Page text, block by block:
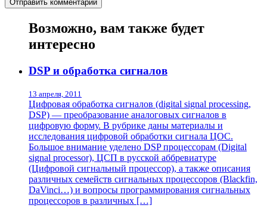
Возможно, вам также будет
интересно
DSP и обработка сигналов
13 апреля, 2011
Цифровая обработка сигналов (digital signal processing,
DSP) — преобразование аналоговых сигналов в
цифровую форму. В рубрике даны материалы и
исследования цифровой обработки сигнала ЦОС.
Большое внимание уделено DSP процессорам (Digital
signal processor), ЦСП в русской аббревиатуре
(Цифровой сигнальный процессор), а также описания
различных семейств сигнальных процессоров (Blackfin,
DaVinci…) и вопросы программирования сигнальных
процессоров в различных […]